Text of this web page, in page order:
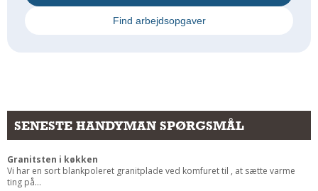
Find arbejdsopgaver
SENESTE HANDYMAN SPØRGSMÅL
Granitsten i køkken
Vi har en sort blankpoleret granitplade ved komfuret til , at sætte varme
ting på...